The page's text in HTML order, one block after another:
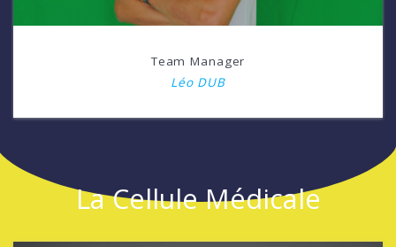
Team Manager
Léo DUB
La Cellule Médicale